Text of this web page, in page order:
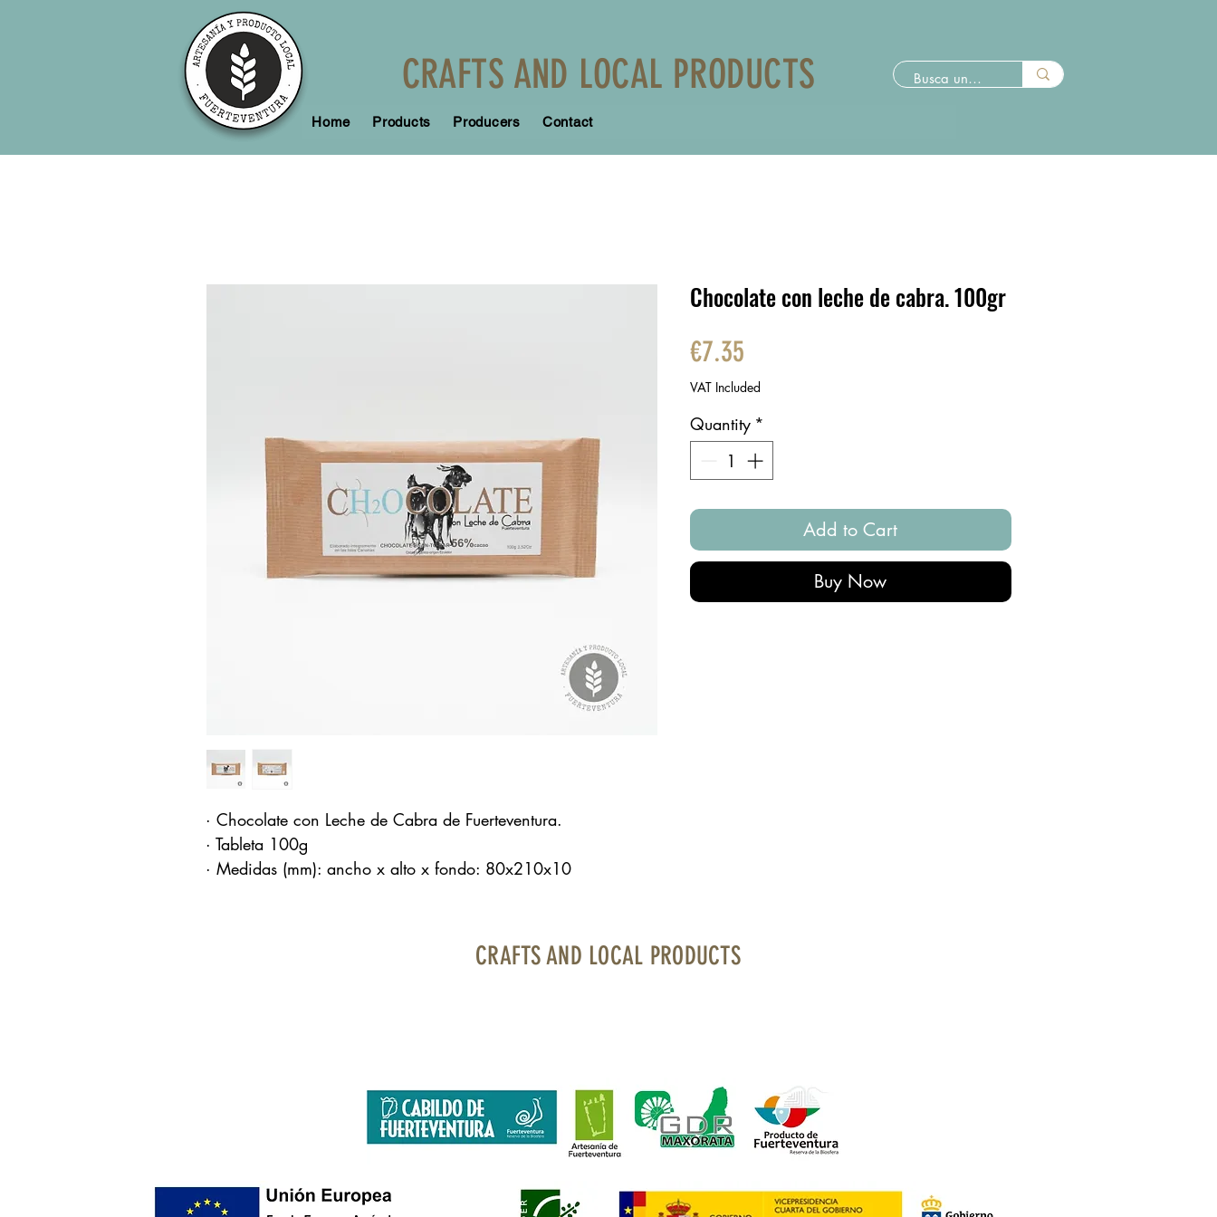
CRAFTS AND LOCAL PRODUCTS
Home Products Producers Contact
· Chocolate con Leche de Cabra de Fuerteventura.
· Tableta 100g
· Medidas (mm): ancho x alto x fondo: 80x210x10
Chocolate con leche de cabra. 100gr
€7.35Price
VAT Included
Quantity *
Add to Cart
Buy Now
CRAFTS AND LOCAL PRODUCTS